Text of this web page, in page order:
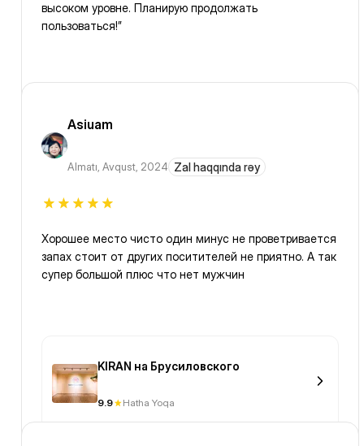
высоком уровне. Планирую продолжать
пользоваться!”
Asiuam
Almatı, Avqust, 2024 Zal haqqında rəy
Хорошее место чисто один минус не проветривается
запах стоит от других поситителей не приятно. А так
супер большой плюс что нет мужчин
KIRAN на Брусиловского
9.9 Hatha Yoqa